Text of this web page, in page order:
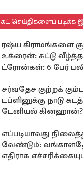
செய்திகளைப் படிக்க
ரஷ்ய கிராமங்களை
உக்ரைன்: சுட்டு
ட்ரோன்கள்: 6 பேர்
சர்வதேச குற்றக்
டப்ளினுக்கு நாடு
டேனியல் கினஹான்?
எப்படியாவது
வேண்டும்:
எதிராக